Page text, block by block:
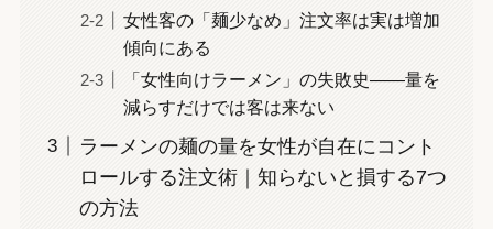
女性客の「麺少なめ」注文率は実は増加
傾向にある
「女性向けラーメン」の失敗史——量を
減らすだけでは客は来ない
ラーメンの麺の量を女性が自在にコント
ロールする注文術｜知らないと損する7つ
の方法